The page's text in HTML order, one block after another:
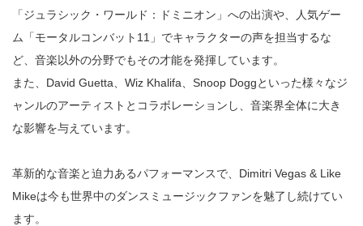
「ジュラシック・ワールド：ドミニオン」への出演や、人気ゲー
ム「モータルコンバット11」でキャラクターの声を担当するな
ど、音楽以外の分野でもその才能を発揮しています。
また、David Guetta、Wiz Khalifa、Snoop Doggといった様々なジ
ャンルのアーティストとコラボレーションし、音楽界全体に大き
な影響を与えています。
革新的な音楽と迫力あるパフォーマンスで、Dimitri Vegas & Like
Mikeは今も世界中のダンスミュージックファンを魅了し続けてい
ます。